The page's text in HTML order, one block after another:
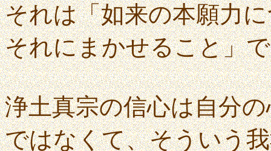
それは「如来の本願力
それにまかせること」
浄土真宗の信心は自分
ではなくて、そういう